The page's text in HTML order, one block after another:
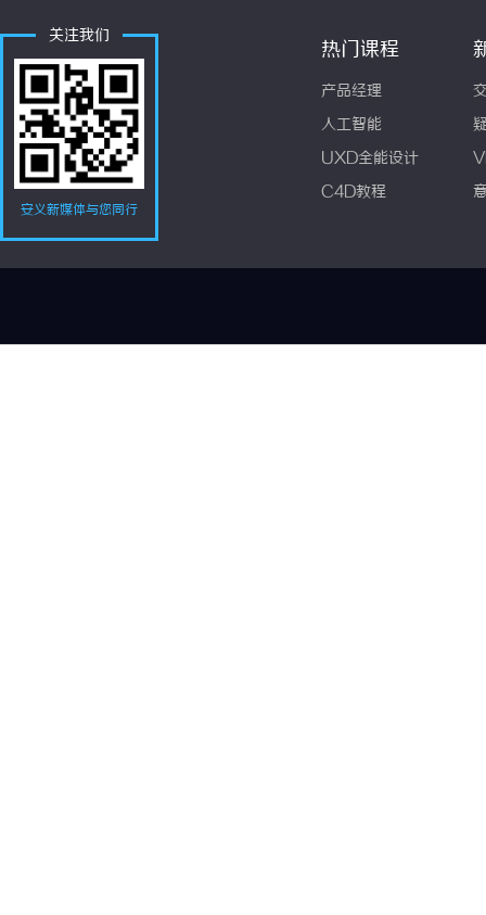
关注我们
安义新媒体与您同行
热门课程
产品经理
人工智能
UXD全能设计
C4D教程